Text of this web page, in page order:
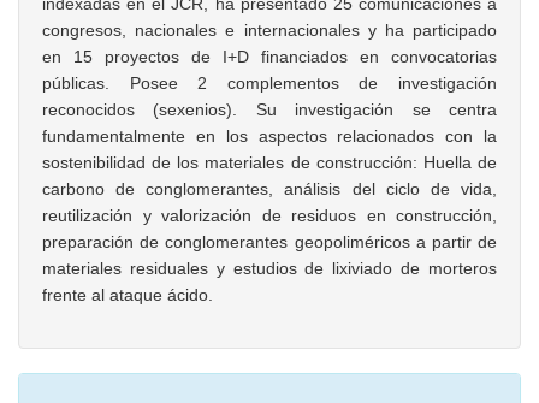
congresos, nacionales e internacionales y ha participado
en 15 proyectos de I+D financiados en convocatorias
públicas. Posee 2 complementos de investigación
reconocidos (sexenios). Su investigación se centra
fundamentalmente en los aspectos relacionados con la
sostenibilidad de los materiales de construcción: Huella de
carbono de conglomerantes, análisis del ciclo de vida,
reutilización y valorización de residuos en construcción,
preparación de conglomerantes geopoliméricos a partir de
materiales residuales y estudios de lixiviado de morteros
frente al ataque ácido.